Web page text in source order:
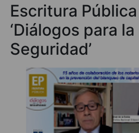
Escritura
‘Diálogos para la
Seguridad’